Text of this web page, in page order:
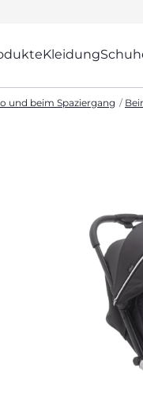
Kleidung
und beim Spaziergang